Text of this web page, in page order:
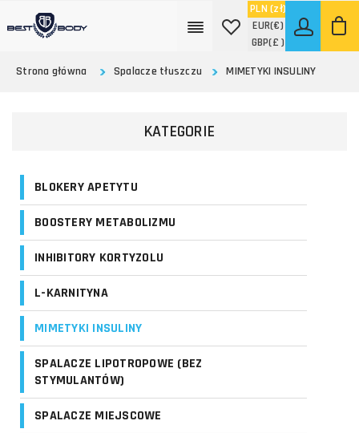
PLN (zł)
EUR(€)
GBP(£ )
Strona główna
Spalacze tłuszczu MIMETYKI INSULINY
KATEGORIE
BLOKERY APETYTU
BOOSTERY METABOLIZMU
INHIBITORY KORTYZOLU
L-KARNITYNA
MIMETYKI INSULINY
SPALACZE LIPOTROPOWE (BEZ
STYMULANTÓW)
SPALACZE MIEJSCOWE